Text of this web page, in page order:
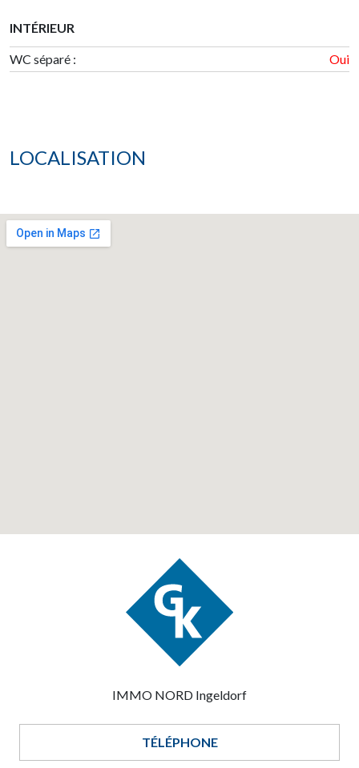
INTÉRIEUR
WC séparé : Oui
LOCALISATION
IMMO NORD Ingeldorf
TÉLÉPHONE